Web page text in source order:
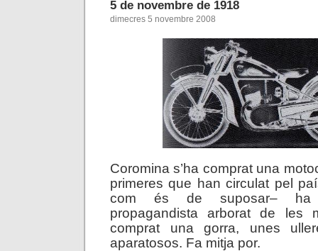
5 de novembre de 1918
dimecres 5 novembre 2008
Coromina s’ha comprat una
primeres que han circulat pel
com és de suposar– ha
propagandista arborat de les
comprat una gorra, unes
aparatosos. Fa mitja por.